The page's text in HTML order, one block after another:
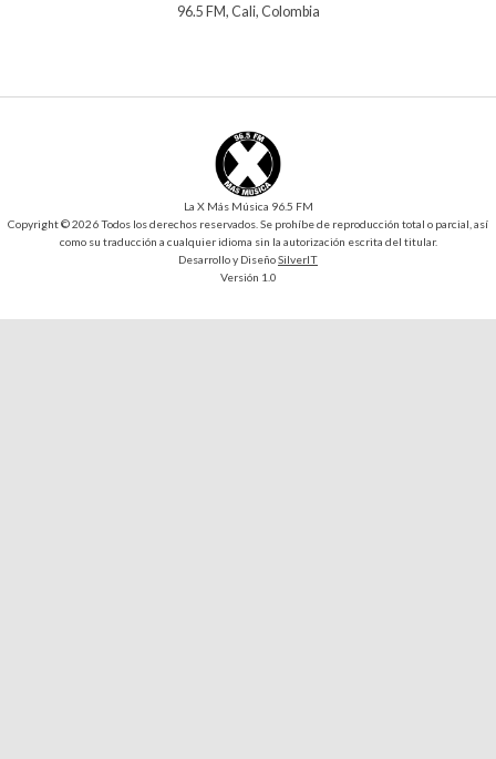
96.5 FM, Cali, Colombia
La X Más Música 96.5 FM
Copyright © 2026 Todos los derechos reservados. Se prohíbe de reproducción total o parcial, así
como su traducción a cualquier idioma sin la autorización escrita del titular.
Desarrollo y DiseñoSilverIT
Versión 1.0